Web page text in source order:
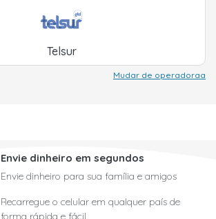
Telsur
Mudar de operadoraa
Envie dinheiro em segundos
Envie dinheiro para sua família e amigos
Recarregue o celular em qualquer país de
forma rápida e fácil